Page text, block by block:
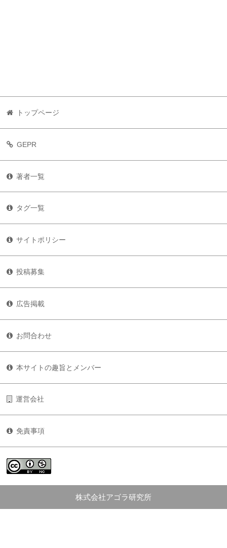
トップページ
GEPR
著者一覧
タグ一覧
サイトポリシー
投稿募集
広告掲載
お問合わせ
本サイトの趣旨とメンバー
運営会社
免責事項
株式会社アゴラ研究所